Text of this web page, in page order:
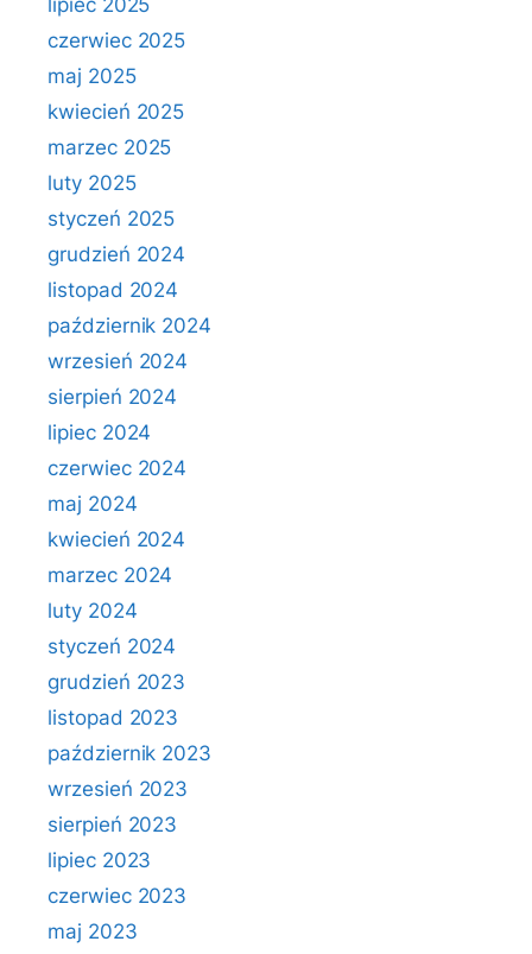
lipiec 2025
czerwiec 2025
maj 2025
kwiecień 2025
marzec 2025
luty 2025
styczeń 2025
grudzień 2024
listopad 2024
październik 2024
wrzesień 2024
sierpień 2024
lipiec 2024
czerwiec 2024
maj 2024
kwiecień 2024
marzec 2024
luty 2024
styczeń 2024
grudzień 2023
listopad 2023
październik 2023
wrzesień 2023
sierpień 2023
lipiec 2023
czerwiec 2023
maj 2023